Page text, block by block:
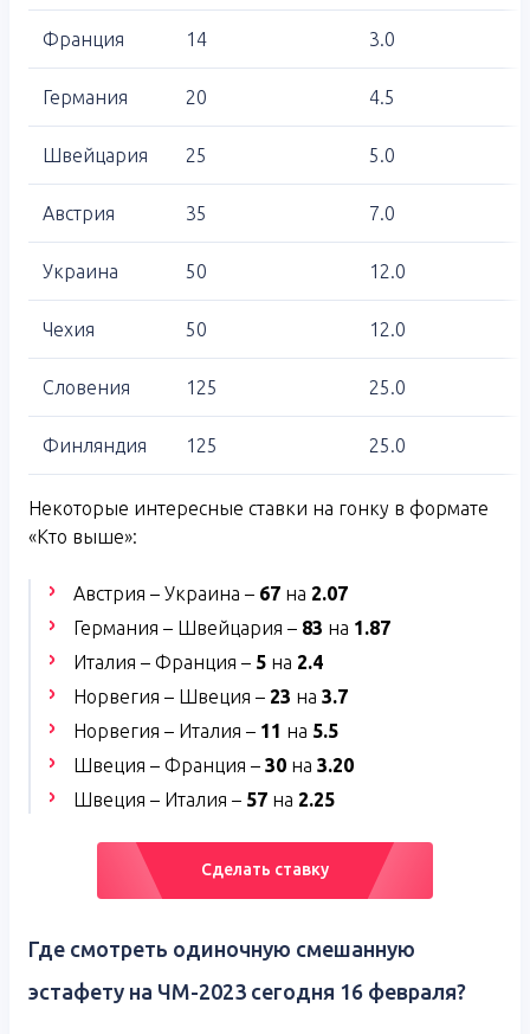
Франция 14 3.0
Германия 20 4.5
Швейцария 25 5.0
Австрия 35 7.0
Украина 50 12.0
Чехия 50 12.0
Словения 125 25.0
Финляндия 125 25.0
Некоторые интересные ставки на гонку в формате
«Кто выше»:
Австрия – Украина – 67 на 2.07
Германия – Швейцария – 83 на 1.87
Италия – Франция – 5 на 2.4
Норвегия – Швеция – 23 на 3.7
Норвегия – Италия – 11 на 5.5
Швеция – Франция – 30 на 3.20
Швеция – Италия – 57 на 2.25
Сделать ставку
Где смотреть одиночную смешанную
эстафету на ЧМ-2023 сегодня 16 февраля?